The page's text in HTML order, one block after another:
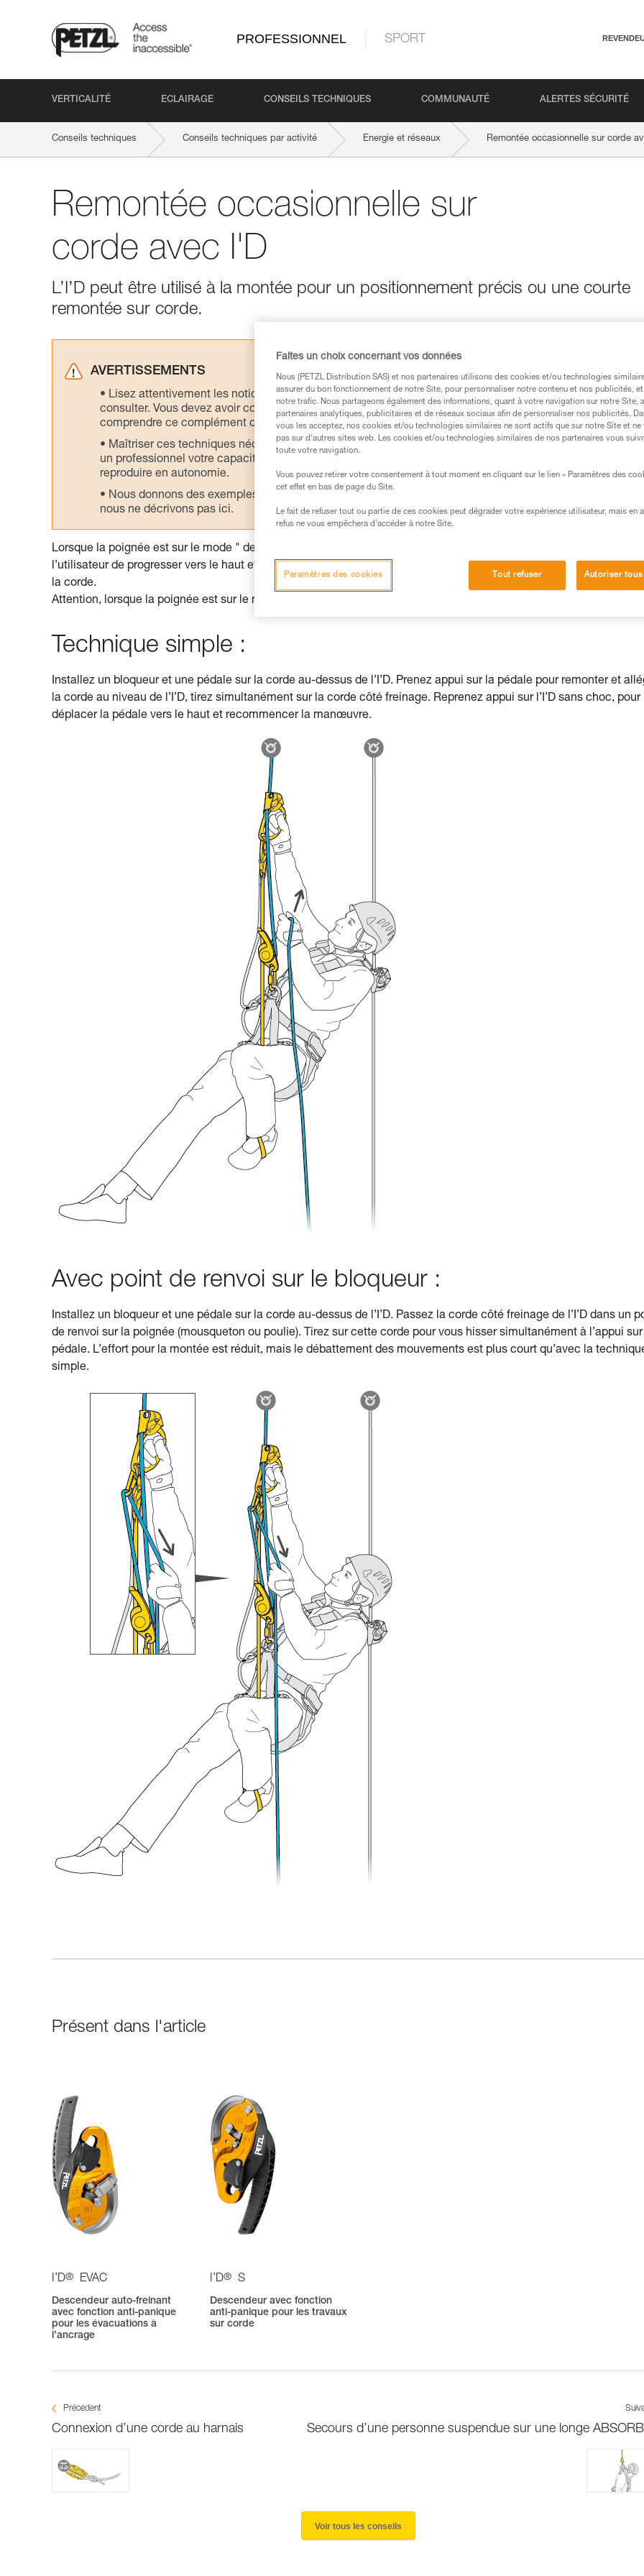
PROFESSIONNEL SPORT
VERTICALITÉ ECLAIRAGE CONSEILS TECHNIQUES COMMUNAUTÉ ALERTES SÉCURITÉ
Conseils techniques Conseils techniques par activité Energie et réseaux Remontée occasionnelle sur corde
Remontée occasionnelle sur
corde avec I'D
L’I’D peut être utilisé à la montée pour un positionnement précis ou une courte
remontée sur corde.
AVERTISSEMENTS
Lisez attentivement les notices techniques des produits utilisés dans ce conseil avant de le
consulter. Vous devez avoir compris les informations de la notice technique pour pouvoir
comprendre ce complément d’informations.
Maîtriser ces techniques nécessite une formation et un entraînement spécifique. Validez avec
un professionnel votre capacité à refaire la manipulation, seul, en toute sécurité, avant de la
reproduire en autonomie.
Nous donnons des exemples de techniques liées à votre activité. Il peut en exister d’autres que
nous ne décrivons pas ici.
Lorsque la poignée est sur le mode " descente ", la corde n’est pas freinée dans le sens de la montée. Il suffit à
l’utilisateur de progresser vers le haut et d’avaler le mou à mesure de sa progression pour rester toujours en
la corde.
Attention, lorsque la poignée est sur le mode " descente ", l’utilisateur doit tenir en permanence la corde côté
Technique simple :
Installez un bloqueur et une pédale sur la corde au-dessus de l’I’D. Prenez appui sur la pédale pour remonter et
la corde au niveau de l’I’D, tirez simultanément sur la corde côté freinage. Reprenez appui sur l’I’D sans choc, pour
déplacer la pédale vers le haut et recommencer la manœuvre.
Avec point de renvoi sur le bloqueur :
Installez un bloqueur et une pédale sur la corde au-dessus de l’I’D. Passez la corde côté freinage de l’I’D dans un
de renvoi sur la poignée (mousqueton ou poulie). Tirez sur cette corde pour vous hisser simultanément à l’appui
pédale. L’effort pour la montée est réduit, mais le débattement des mouvements est plus court qu’avec la
simple.
Présent dans l'article
I’D® EVAC
Descendeur auto-freinant
avec fonction anti-panique
pour les évacuations à
l’ancrage
I’D® S
Descendeur avec fonction
anti-panique pour les travaux
sur corde
Précédent
Connexion d’une corde au harnais Secours d’une personne suspendue sur une longe
Voir tous les conseils
Faites un choix concernant vos données
Nous (PETZL Distribution SAS) et nos partenaires utilisons des cookies et/ou technologies
assurer du bon fonctionnement de notre Site, pour personnaliser notre contenu et nos publicités,
notre trafic. Nous partageons également des informations, quant à votre navigation sur notre Site,
partenaires analytiques, publicitaires et de réseaux sociaux afin de personnaliser nos publicités.
vous les acceptez, nos cookies et/ou technologies similaires ne sont actifs que sur notre Site et ne
pas sur d’autres sites web. Les cookies et/ou technologies similaires de nos partenaires vous
toute votre navigation.
Vous pouvez retirer votre consentement à tout moment en cliquant sur le lien « Paramètres des
cet effet en bas de page du Site.
Le fait de refuser tout ou partie de ces cookies peut dégrader votre expérience utilisateur, mais en
refus ne vous empêchera d’accéder à notre Site.
Tout refuser Autoriser
Paramètres des cookies